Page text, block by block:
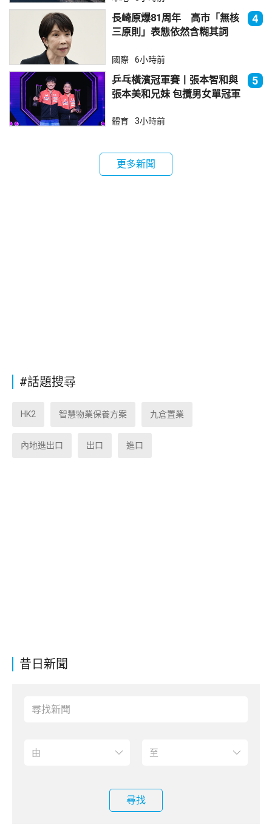
昔日新聞
尋找
長崎原爆81周年 高市「無核
三原則」表態依然含糊其詞
4
國際 6小時前
乒乓橫濱冠軍賽丨張本智和與
張本美和兄妹 包攬男女單冠軍
5
體育 3小時前
更多新聞
#話題搜尋
HK2 智慧物業保養方案 九倉置業
內地進出口 出口 進口